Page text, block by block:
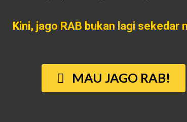
Kini, jago RAB bukan lagi sekedar
MAU JAGO RAB!